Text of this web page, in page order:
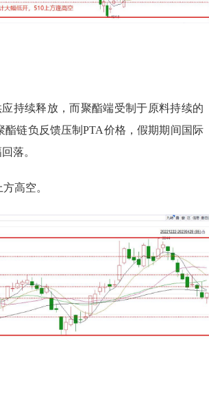
持续释放，而聚酯端受制于原料持续的
链负反馈压制PTA价格，假期期间国际
落。
高空。